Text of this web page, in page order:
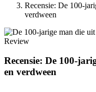
Recensie: De 100-
verdween
Review
Recensie: De 100-
en verdween